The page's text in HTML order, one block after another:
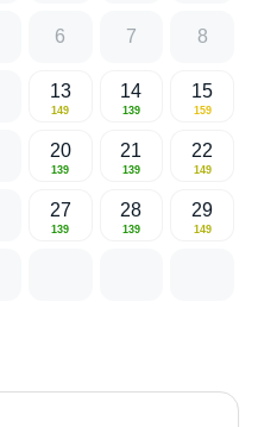
6 7 8
13
149
14
139
15
159
20
139
21
139
22
149
27
139
28
139
29
149